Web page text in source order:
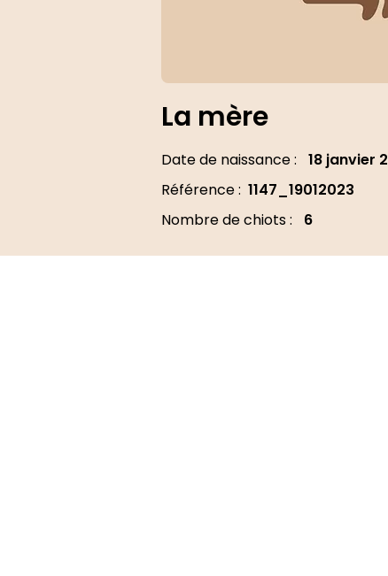
La mère
Date de naissance :
18 janvier
Référence : 1147_19012023
Nombre de chiots :
6